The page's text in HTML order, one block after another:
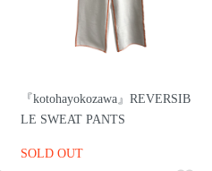
『kotohayokozawa』REVERSIB
LE SWEAT PANTS
SOLD OUT